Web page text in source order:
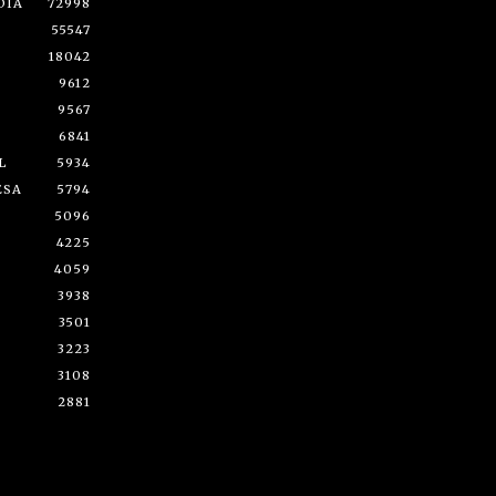
72998
55547
18042
9612
9567
6841
5934
5794
5096
4225
4059
3938
3501
3223
3108
2881